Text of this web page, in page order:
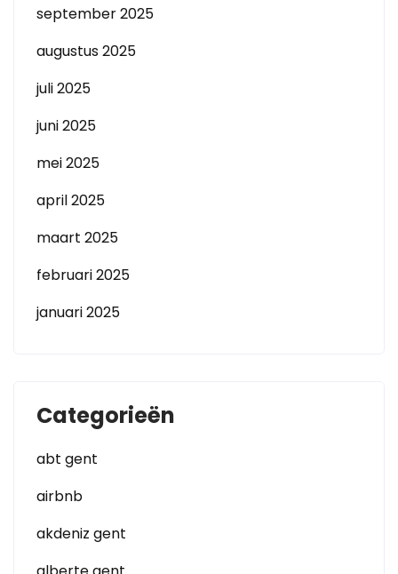
september 2025
augustus 2025
juli 2025
juni 2025
mei 2025
april 2025
maart 2025
februari 2025
januari 2025
Categorieën
abt gent
airbnb
akdeniz gent